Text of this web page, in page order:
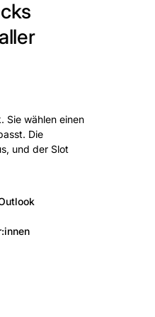
Sie wählen einen
Die
und der Slot